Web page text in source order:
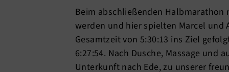
Beim abschließenden Halbmarathon
werden und hier spielten Marcel und
Gesamtzeit von 5:30:13 ins Ziel
6:27:54. Nach Dusche, Massage und
Unterkunft nach Ede, zu unserer